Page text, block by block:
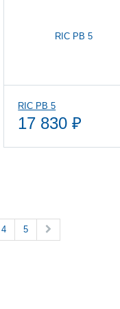
RIC PB 5
17 830 ₽
4 5